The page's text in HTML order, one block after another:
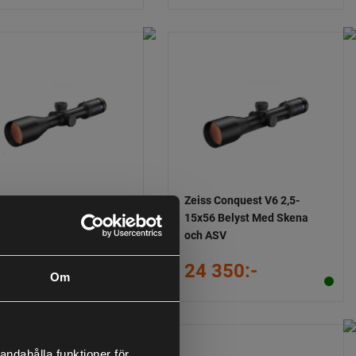
Om
Conquest V6 2,5-
Belyst Med ASV
350:-
Zeiss Conquest V6 2,5-
15x56 Belyst Med Skena
och ASV
24 350:-